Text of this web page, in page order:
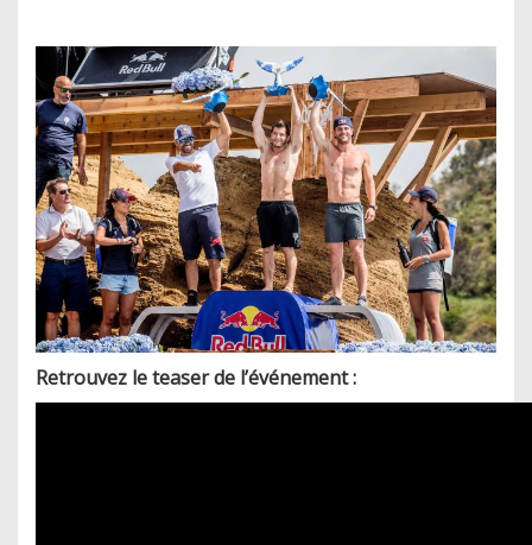
Retrouvez le teaser de l’événement :